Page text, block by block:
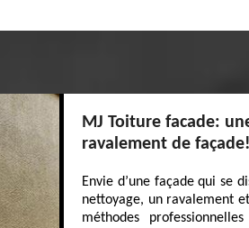
MJ Toiture facade:
ravalement de façade!
Envie d’une façade qui se
nettoyage, un ravalement
méthodes